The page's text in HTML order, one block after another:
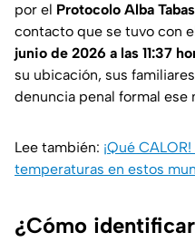
por el Protocolo Alba
contacto que se tuvo con
junio de 2026 a las 11:37
su ubicación, sus
denuncia penal formal ese
Lee también: ¡Qué
temperaturas en estos
¿Cómo